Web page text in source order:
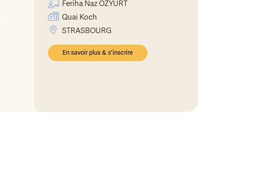
Feriha NazOZYURT
Quai Koch
STRASBOURG
En savoir plus & s'inscrire